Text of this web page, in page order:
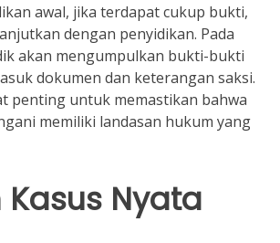
awal, jika terdapat cukup bukti,
dengan penyidikan. Pada
akan mengumpulkan bukti-bukti
dokumen dan keterangan saksi.
penting untuk memastikan bahwa
memiliki landasan hukum yang
Nyata